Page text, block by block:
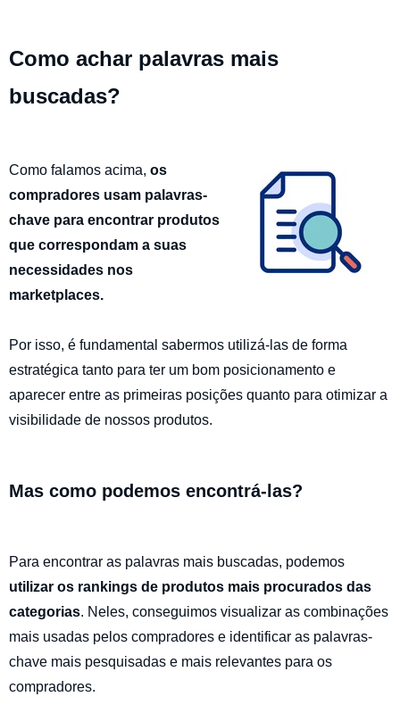
Como achar palavras mais
buscadas?
Como falamos acima, os
compradores usam palavras-
chave para encontrar produtos
que correspondam a suas
necessidades nos
marketplaces.
Por isso, é fundamental sabermos utilizá-las de forma
estratégica tanto para ter um bom posicionamento e
aparecer entre as primeiras posições quanto para otimizar a
visibilidade de nossos produtos.
Mas como podemos encontrá-las?
Para encontrar as palavras mais buscadas, podemos
utilizar os rankings de produtos mais procurados das
categorias. Neles, conseguimos visualizar as combinações
mais usadas pelos compradores e identificar as palavras-
chave mais pesquisadas e mais relevantes para os
compradores.